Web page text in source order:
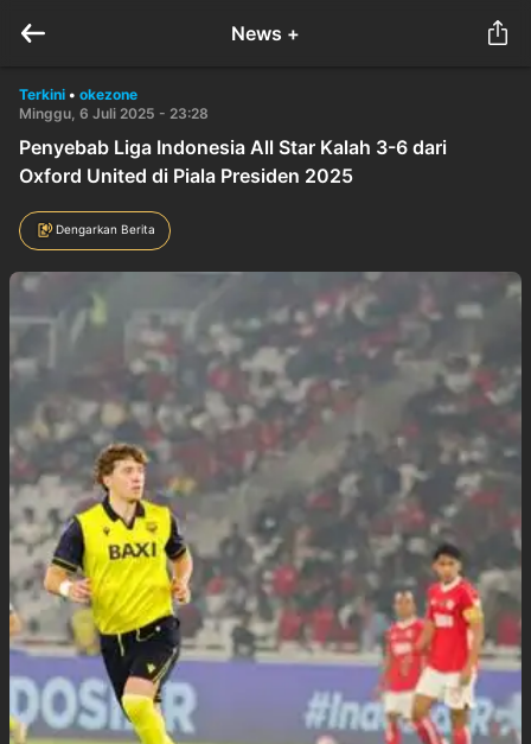
News +
Terkini • okezone
Minggu, 6 Juli 2025 - 23:28
Penyebab Liga Indonesia All Star Kalah 3-6 dari
Oxford United di Piala Presiden 2025
Dengarkan Berita